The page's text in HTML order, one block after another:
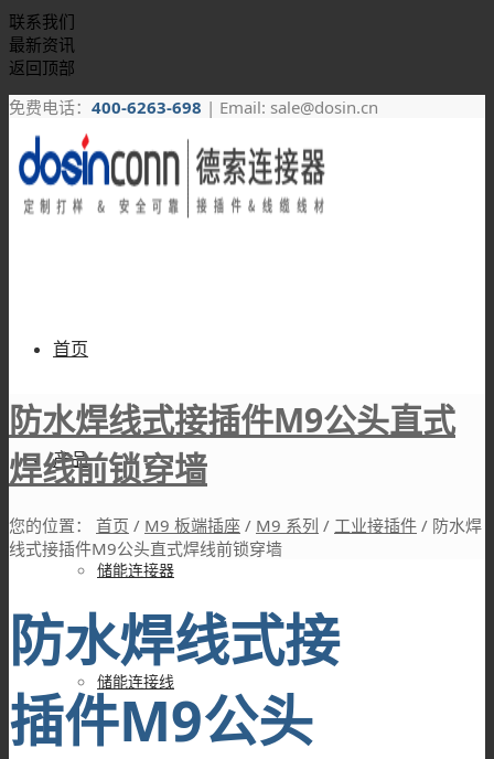
联系我们
最新资讯
返回顶部
免费电话： 400-6263-698 | Email: sale@dosin.cn
首页
产品
储能连接器
储能连接线
防水焊线式接插件M9公头直式
焊线前锁穿墙
您的位置： 首页 / M9 板端插座 / M9 系列 / 工业接插件 / 防水焊
线式接插件M9公头直式焊线前锁穿墙
防水焊线式接
插件M9公头